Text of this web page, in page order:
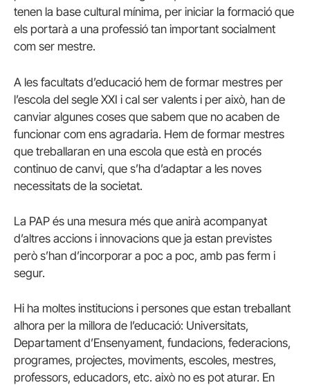
tenen la base cultural mínima, per iniciar la formació que
els portarà a una professió tan important socialment
com ser mestre.
A les facultats d’educació hem de formar mestres per
l’escola del segle XXI i cal ser valents i per això, han de
canviar algunes coses que sabem que no acaben de
funcionar com ens agradaria. Hem de formar mestres
que treballaran en una escola que està en procés
continuo de canvi, que s’ha d’adaptar a les noves
necessitats de la societat.
La PAP és una mesura més que anirà acompanyat
d’altres accions i innovacions que ja estan previstes
però s’han d’incorporar a poc a poc, amb pas ferm i
segur.
Hi ha moltes institucions i persones que estan treballant
alhora per la millora de l’educació: Universitats,
Departament d’Ensenyament, fundacions, federacions,
programes, projectes, moviments, escoles, mestres,
professors, educadors, etc. això no es pot aturar. En